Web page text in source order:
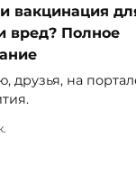
вакцинация
вред? Полное
друзья, на